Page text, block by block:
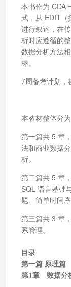
本书作为 CDA
式，从 EDIT（
进行叙述，在
析时应遵循的
数据分析方法
标。
7周备考计划，
本教材整体分
第一篇共 5 章
法和商业数据
析。
第二篇共 5 章
SQL 语言基础
题、简单时间
第三篇共 3 章
系管理。
目录
第一篇 原理篇
第1章 数据分